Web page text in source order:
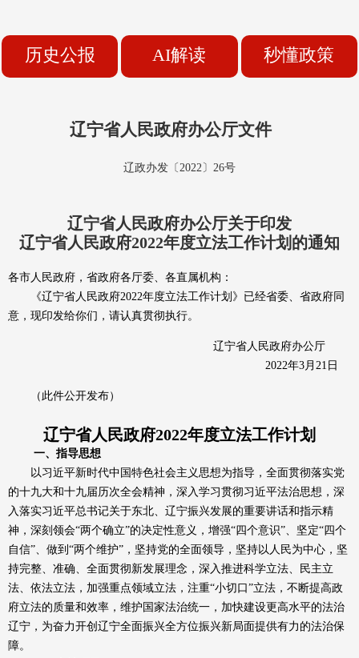
历史公报 AI解读 秒懂政策
辽宁省人民政府办公厅文件
辽政办发〔2022〕26号
辽宁省人民政府办公厅关于印发
辽宁省人民政府2022年度立法工作计划的通知
各市人民政府，省政府各厅委、各直属机构：
《辽宁省人民政府2022年度立法工作计划》已经省委、省政府同
意，现印发给你们，请认真贯彻执行。
辽宁省人民政府办公厅
2022年3月21日
（此件公开发布）
辽宁省人民政府2022年度立法工作计划
一、指导思想
以习近平新时代中国特色社会主义思想为指导，全面贯彻落实党
的十九大和十九届历次全会精神，深入学习贯彻习近平法治思想，深
入落实习近平总书记关于东北、辽宁振兴发展的重要讲话和指示精
神，深刻领会“两个确立”的决定性意义，增强“四个意识”、坚定“四个
自信”、做到“两个维护”，坚持党的全面领导，坚持以人民为中心，坚
持完整、准确、全面贯彻新发展理念，深入推进科学立法、民主立
法、依法立法，加强重点领域立法，注重“小切口”立法，不断提高政
府立法的质量和效率，维护国家法治统一，加快建设更高水平的法治
辽宁，为奋力开创辽宁全面振兴全方位振兴新局面提供有力的法治保
障。